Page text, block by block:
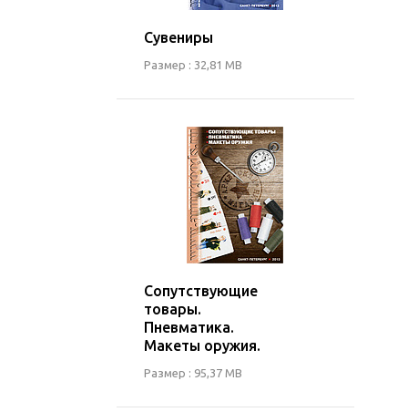
Сувениры
Размер : 32,81 MB
Сопутствующие
товары.
Пневматика.
Макеты оружия.
Размер : 95,37 MB